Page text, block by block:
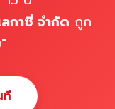
กาซี่ จำกัด ถูก
ที